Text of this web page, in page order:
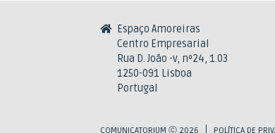
Espaço Amoreiras
Centro Empresarial
Rua D. João -v, nº24, 1.03
1250-091 Lisboa
Portugal
COMUNICATORIUM Ⓒ 2026 POLÍTICA DE